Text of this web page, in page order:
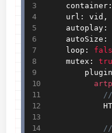
	container
:
	url
: vid ,
	autoplay
:
	autoSize
:
	loop
:
	mutex
:
//
//